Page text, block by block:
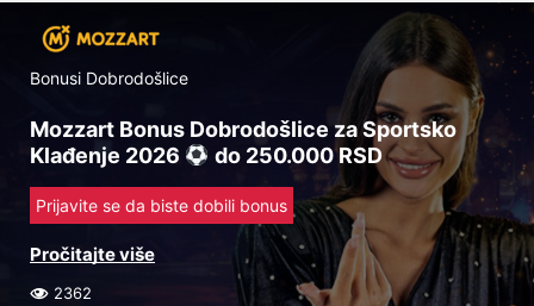
Bonusi Dobrodošlice
Mozzart Bonus Dobrodošlice za Sportsko
Klađenje 2026
do 250.000 RSD
Prijavite se da biste dobili bonus
2362